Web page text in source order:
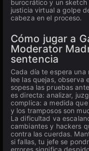
burocrático y un
justicia virtual a golpe
cabeza en el proceso.
Cómo jugar a
Moderator
sentencia
Cada día te espera una
lee las quejas, observa
sopesa las pruebas
es directa: analizar,
complica: a medida
y los tramposos son
La dificultad va
cambiantes y hackers
contra las cuerdas.
si fallas, tu jefe se
errores significa